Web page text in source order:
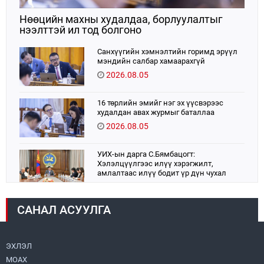
Нөөцийн махны худалдаа, борлуулалтыг
нээлттэй ил тод болгоно
Санхүүгийн хэмнэлтийн горимд эрүүл
мэндийн салбар хамаарахгүй
2026.08.05
16 төрлийн эмийг нэг эх үүсвэрээс
худалдан авах журмыг баталлаа
2026.08.05
УИХ-ын дарга С.Бямбацогт:
Хэлэлцүүлгээс илүү хэрэгжилт,
амлалтаас илүү бодит үр дүн чухал
Монголбанк 7 дугаар сард 1,439.2 кг үнэт
САНАЛ АСУУЛГА
ЭХЛЭЛ
МОАХ